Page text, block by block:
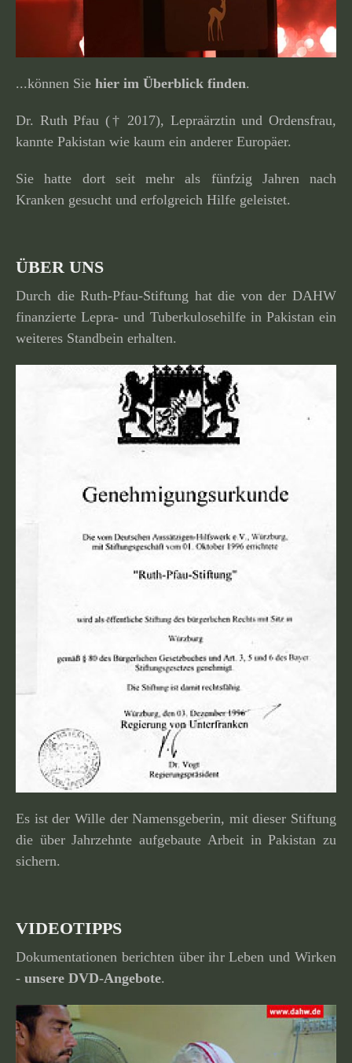
...können Sie hier im Überblick finden.
Dr. Ruth Pfau († 2017), Lepraärztin und Ordensfrau,
kannte Pakistan wie kaum ein anderer Europäer.
Sie hatte dort seit mehr als fünfzig Jahren nach
Kranken gesucht und erfolg­reich Hilfe geleistet.
ÜBER UNS
Durch die Ruth-Pfau-Stiftung hat die von der DAHW
finan­zierte Lepra- und Tuberkulosehilfe in Pakistan ein
weiteres Standbein erhalten.
Es ist der Wille der Namensgeberin, mit dieser Stiftung
die über Jahrzehnte aufge­baute Arbeit in Pakistan zu
sichern.
VIDEOTIPPS
Dokumentationen berichten über ihr Leben und Wirken
- unsere DVD-Angebote.